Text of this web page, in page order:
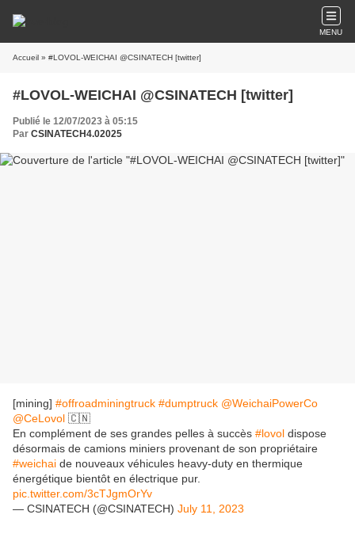
MENU
Accueil » #LOVOL-WEICHAI @CSINATECH [twitter]
#LOVOL-WEICHAI @CSINATECH [twitter]
Publié le 12/07/2023 à 05:15
Par CSINATECH4.02025
[mining] #offroadminingtruck #dumptruck @WeichaiPowerCo
@CeLovol 🇨🇳
En complément de ses grandes pelles à succès #lovol dispose
désormais de camions miniers provenant de son propriétaire
#weichai de nouveaux véhicules heavy-duty en thermique
énergétique bientôt en électrique pur.
pic.twitter.com/3cTJgmOrYv
— CSINATECH (@CSINATECH) July 11, 2023